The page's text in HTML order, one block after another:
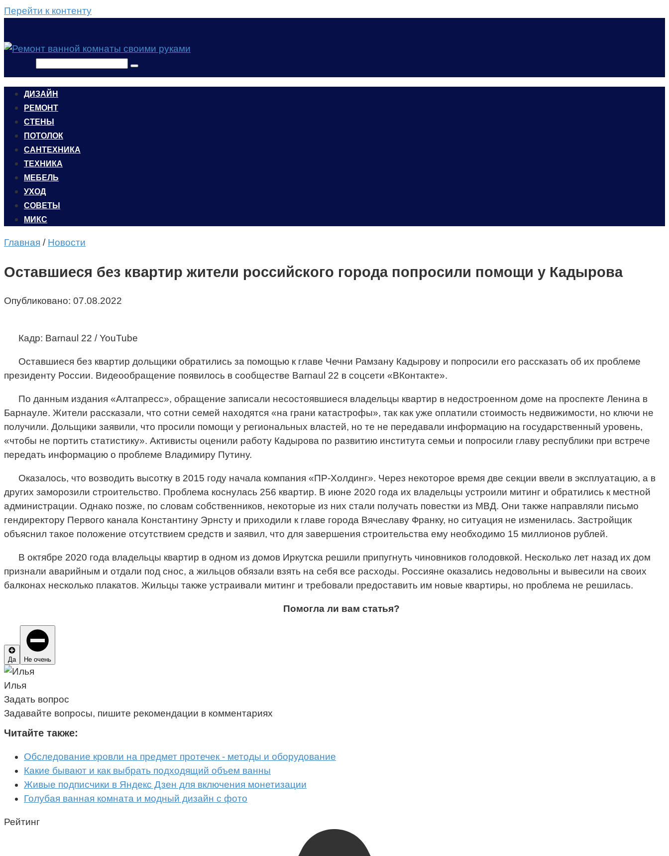
Перейти к контенту
ДИЗАЙН
РЕМОНТ
СТЕНЫ
ПОТОЛОК
САНТЕХНИКА
ТЕХНИКА
МЕБЕЛЬ
УХОД
CОВЕТЫ
МИКС
Главная / Новости
Оставшиеся без квартир жители российского города попросили помощи у Кадырова
Опубликовано: 07.08.2022
Кадр: Barnaul 22 / YouTube
Оставшиеся без квартир дольщики обратились за помощью к главе Чечни Рамзану Кадырову и попросили его рассказать об их проблеме
президенту России. Видеообращение появилось в сообществе Barnaul 22 в соцсети «ВКонтакте».
По данным издания «Алтапресс», обращение записали несостоявшиеся владельцы квартир в недостроенном доме на проспекте Ленина в
Барнауле. Жители рассказали, что сотни семей находятся «на грани катастрофы», так как уже оплатили стоимость недвижимости, но ключи не
получили. Дольщики заявили, что просили помощи у региональных властей, но те не передавали информацию на государственный уровень,
«чтобы не портить статистику». Активисты оценили работу Кадырова по развитию института семьи и попросили главу республики при встрече
передать информацию о проблеме Владимиру Путину.
Оказалось, что возводить высотку в 2015 году начала компания «ПР-Холдинг». Через некоторое время две секции ввели в эксплуатацию, а в
других заморозили строительство. Проблема коснулась 256 квартир. В июне 2020 года их владельцы устроили митинг и обратились к местной
администрации. Однако позже, по словам собственников, некоторые из них стали получать повестки из МВД. Они также направляли письмо
гендиректору Первого канала Константину Эрнсту и приходили к главе города Вячеславу Франку, но ситуация не изменилась. Застройщик
объяснил такое положение отсутствием средств и заявил, что для завершения строительства ему необходимо 15 миллионов рублей.
В октябре 2020 года владельцы квартир в одном из домов Иркутска решили припугнуть чиновников голодовкой. Несколько лет назад их дом
признали аварийным и отдали под снос, а жильцов обязали взять на себя все расходы. Россияне оказались недовольны и вывесили на своих
балконах несколько плакатов. Жильцы также устраивали митинг и требовали предоставить им новые квартиры, но проблема не решилась.
Помогла ли вам статья?
Да Не очень
Илья
Задать вопрос
Задавайте вопросы, пишите рекомендации в комментариях
Читайте также:
Обследование кровли на предмет протечек - методы и оборудование
Какие бывают и как выбрать подходящий объем ванны
Живые подписчики в Яндекс Дзен для включения монетизации
Голубая ванная комната и модный дизайн с фото
Рейтинг